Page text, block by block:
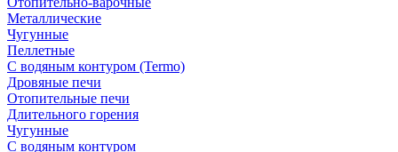
Металлические
Чугунные
Пеллетные
С водяным контуром (Termo)
Дровяные печи
Отопительные печи
Длительного горения
Чугунные
C водяным контуром